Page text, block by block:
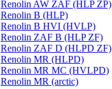
Renolin AW ZAF (HLP ZP)
Renolin B (HLP)
Renolin B HVI (HVLP)
Renolin ZAF B (HLP ZF)
Renolin ZAF D (HLPD ZF)
Renolin MR (HLPD)
Renolin MR MC (HVLPD)
Renolin MR (arctic)